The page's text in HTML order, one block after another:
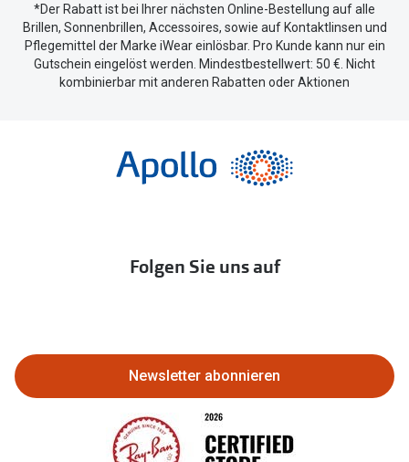
*Der Rabatt ist bei Ihrer nächsten Online-Bestellung auf alle
Brillen, Sonnenbrillen, Accessoires, sowie auf Kontaktlinsen und
Pflegemittel der Marke iWear einlösbar. Pro Kunde kann nur ein
Gutschein eingelöst werden. Mindestbestellwert: 50 €. Nicht
kombinierbar mit anderen Rabatten oder Aktionen
Folgen Sie uns auf
Newsletter abonnieren